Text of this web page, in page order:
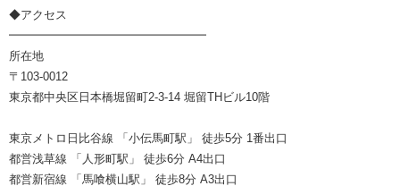
◆アクセス
━━━━━━━━━━━━━━━━━
所在地
〒103-0012
東京都中央区日本橋堀留町2-3-14 堀留THビル10階
東京メトロ日比谷線 「小伝馬町駅」 徒歩5分 1番出口
都営浅草線 「人形町駅」 徒歩6分 A4出口
都営新宿線 「馬喰横山駅」 徒歩8分 A3出口